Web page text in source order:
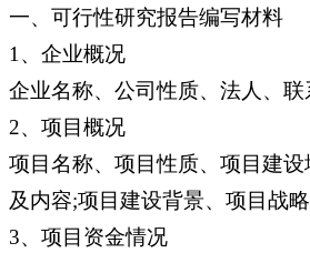
一、可行性研究报告编写材料
1、企业概况
企业名称、公司性质、法人、
2、项目概况
项目名称、项目性质、项目建
及内容;项目建设背景、项目战
3、项目资金情况